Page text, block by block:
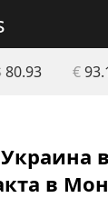
80.93 €
в